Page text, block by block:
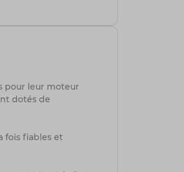
pour leur moteur
dotés de
fois fiables et